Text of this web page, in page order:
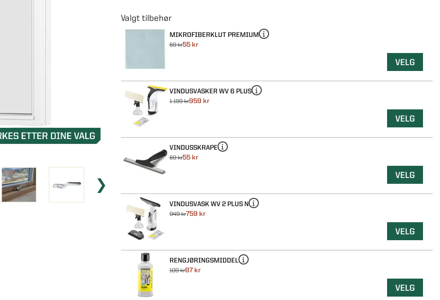
MIKROFIBERKLUT PREMIUM
69 kr55 kr
VELG
VINDUSVASKER WV 6 PLUS
1 199 kr959 kr
VELG
VINDUSSKRAPE
69 kr55 kr
VELG
VINDUSVASK WV 2 PLUS N
949 kr759 kr
VELG
RENGJØRINGSMIDDEL
109 kr87 kr
VELG